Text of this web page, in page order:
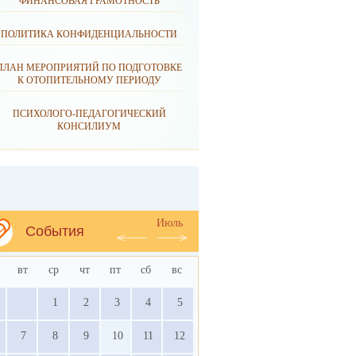
ПОЛИТИКА КОНФИДЕНЦИАЛЬНОСТИ
МЕРОПРИЯТИЙ ПО ПОДГОТОВКЕ
К ОТОПИТЕЛЬНОМУ ПЕРИОДУ
ПСИХОЛОГО-ПЕДАГОГИЧЕСКИЙ
КОНСИЛИУМ
События
Июль
вт ср чт пт сб вс
1 2 3 4 5
7 8 9 10 11 12